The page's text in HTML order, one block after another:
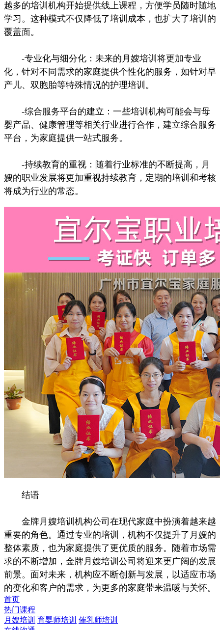
越多的培训机构开始提供线上课程，方便学员随时随地
学习。这种模式不仅降低了培训成本，也扩大了培训的
覆盖面。
-专业化与细分化：未来的月嫂培训将更加专业
化，针对不同需求的家庭提供个性化的服务，如针对早
产儿、双胞胎等特殊情况的护理培训。
-综合服务平台的建立：一些培训机构可能会与母
婴产品、健康管理等相关行业进行合作，建立综合服务
平台，为家庭提供一站式服务。
-持续教育的重视：随着行业标准的不断提高，月
嫂的职业发展将更加重视持续教育，定期的培训和考核
将成为行业的常态。
结语
金牌月嫂培训机构公司在现代家庭中扮演着越来越
重要的角色。通过专业的培训，机构不仅提升了月嫂的
整体素质，也为家庭提供了更优质的服务。随着市场需
求的不断增加，金牌月嫂培训公司将迎来更广阔的发展
前景。面对未来，机构应不断创新与发展，以适应市场
的变化和客户的需求，为更多的家庭带来温暖与关怀。
首页
热门课程
月嫂培训 育婴师培训 催乳师培训